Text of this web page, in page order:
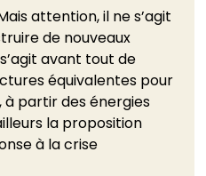
attention, il ne s’agit
de nouveaux
avant tout de
équivalentes pour
à partir des énergies
la proposition
à la crise